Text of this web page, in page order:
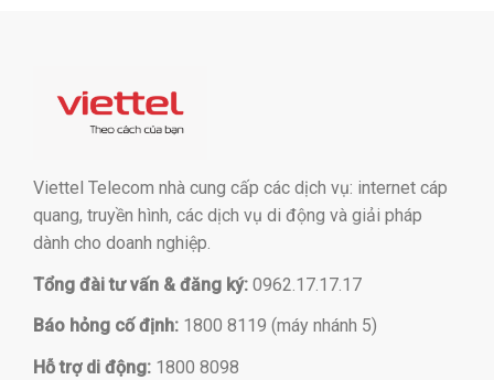
Viettel Telecom nhà cung cấp các dịch vụ: internet cáp
quang, truyền hình, các dịch vụ di động và giải pháp
dành cho doanh nghiệp.
Tổng đài tư vấn & đăng ký: 0962.17.17.17
Báo hỏng cố định: 1800 8119 (máy nhánh 5)
Hỗ trợ di động: 1800 8098